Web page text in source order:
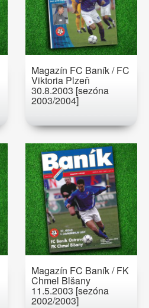
Magazín FC Baník / FC
Viktoria Plzeň
30.8.2003 [sezóna
2003/2004]
Magazín FC Baník / FK
Chmel Blšany
11.5.2003 [sezóna
2002/2003]